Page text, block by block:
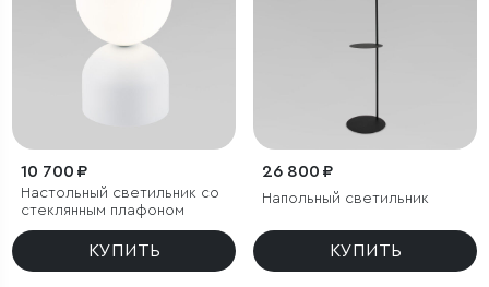
10 700 ₽
Настольный светильник со
стеклянным плафоном
КУПИТЬ
26 800 ₽
Напольный светильник
КУПИТЬ